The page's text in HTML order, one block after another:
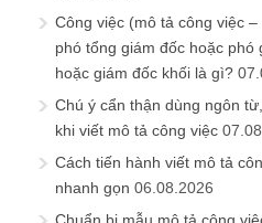
Công việc (mô tả công việc –
phó tổng giám đốc hoặc phó
hoặc giám đốc khối là gì?
Chú ý cẩn thận dùng ngôn
khi viết mô tả công việc
Cách tiến hành viết mô tả
nhanh gọn 06.08.2026
Chuẩn bị mẫu mô tả công